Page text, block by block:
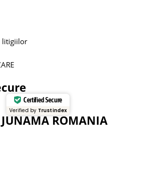
litigiilor
Certified Secure
Verified by Trustindex
ROMANIA